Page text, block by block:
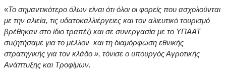
«Το σημαντικότερο όλων είναι ότι όλοι οι φορείς που ασχολούνται
με την αλιεία, τις υδατοκαλλιέργειες και τον αλιευτικό τουρισμό
βρέθηκαν στο ίδιο τραπέζι και σε συνεργασία με το ΥΠΑΑΤ
συζητήσαμε για το μέλλον και τη διαμόρφωση εθνικής
στρατηγικής για τον κλάδο », τόνισε ο υπουργός Αγροτικής
Ανάπτυξης και Τροφίμων.